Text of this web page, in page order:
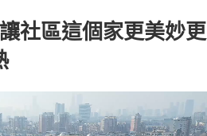
社區這個家更美妙更